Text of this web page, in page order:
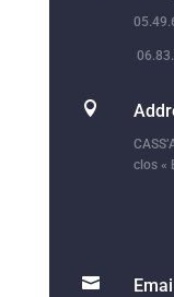

clos «
